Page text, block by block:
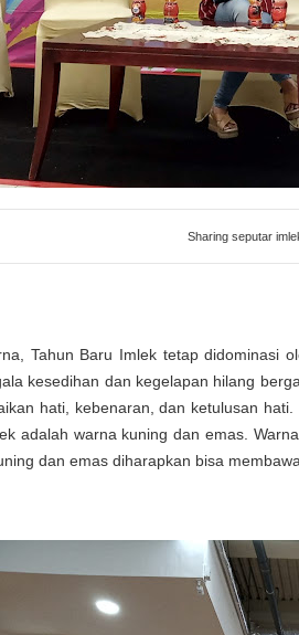
Sharing seputar
Tahun Baru Imlek tetap didominasi
kesedihan dan kegelapan hilang
hati, kebenaran, dan ketulusan
adalah warna kuning dan emas.
dan emas diharapkan bisa